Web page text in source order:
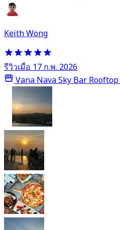
Keith Wong
รีวิวเมื่อ 17 ก.พ. 2026
Vana Nava Sky Bar